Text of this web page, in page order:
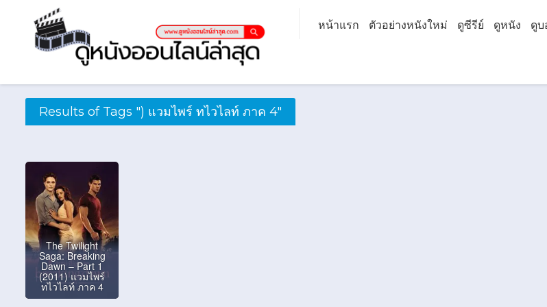
หน้าแรก ตัวอย่างหนังใหม่ ดูซีรีย์ ดูหนัง ดู
Results of Tags ") แวมไพร์ ทไวไลท์ ภาค 4"
The Twilight
Saga: Breaking
Dawn – Part 1
(2011) แวมไพร์
ทไวไลท์ ภาค 4